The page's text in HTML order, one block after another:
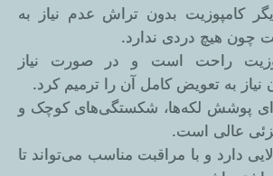
کامپوزیت بدون تراش عدم نیاز به
هیچ دردی ندارد.
راحت است و در صورت نیاز
نیاز به تعویض کامل آن را ترمیم کرد.
پوشش لکه‌ها، شکستگی‌های کوچک و
عالی است.
دارد و با مراقبت مناسب می‌تواند تا